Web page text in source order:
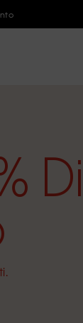
Di